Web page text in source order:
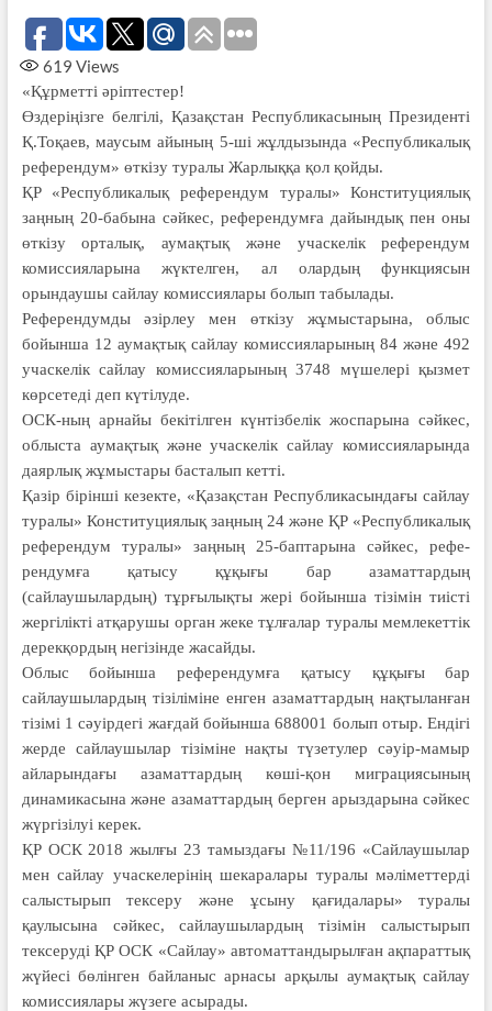
619 Views
«Құрметті әріптестер!
Өздеріңізге белгілі, Қазақстан Республи­касының Президенті
Қ.Тоқаев, маусым айының 5-ші жұлдызында «Республикалық
референдум» өткізу туралы Жарлыққа қол қойды.
ҚР «Республикалық референдум туралы» Конституциялық
заңның 20-бабына сәйкес, референдумға дайындық пен оны
өткізу орталық, аумақтық және учаскелік референдум
комиссияларына жүктелген, ал олардың функциясын
орындаушы сайлау комиссиялары болып табылады.
Референдумды әзірлеу мен өткізу жұмыс­тарына, облыс
бойынша 12 аумақтық сайлау комиссияларының 84 және 492
учаскелік сайлау комиссияларының 3748 мүшелері қызмет
көрсетеді деп күтілуде.
ОСК-ның арнайы бекітілген күнтізбелік жоспарына сәйкес,
облыста аумақтық және учаскелік сайлау комиссияларында
даярлық жұмыстары басталып кетті.
Қазір бірінші кезекте, «Қазақстан Республи­касындағы сайлау
туралы» Конституциялық заңның 24 және ҚР «Республикалық
референдум туралы» заңның 25-баптарына сәйкес, рефе­
рендумға қатысу құқығы бар азаматтардың
(сайлаушылардың) тұрғылықты жері бойынша тізімін тиісті
жергілікті атқарушы орган жеке тұлғалар туралы мемлекеттік
дерекқордың негізінде жасайды.
Облыс бойынша референдумға қатысу құқығы бар
сайлаушылардың тізіліміне енген азаматтардың нақтыланған
тізімі 1 сәуірдегі жағдай бойынша 688001 болып отыр. Ендігі
жерде сайлаушылар тізіміне нақты түзетулер сәуір-мамыр
айларындағы азаматтардың көші-қон миграциясының
динамикасына және азаматтардың берген арыздарына сәйкес
жүргізілуі керек.
ҚР ОСК 2018 жылғы 23 тамыздағы №11/196 «Сайлаушылар
мен сайлау учаскелерінің шека­ралары туралы мәліметтерді
салыстырып тексеру және ұсыну қағидалары» туралы
қаулысына сәйкес, сайлаушылардың тізімін салыстырып
тексеруді ҚР ОСК «Сайлау» автоматтандырылған ақпараттық
жүйесі бөлінген байланыс арнасы арқылы аумақтық сайлау
комиссиялары жүзеге асырады.